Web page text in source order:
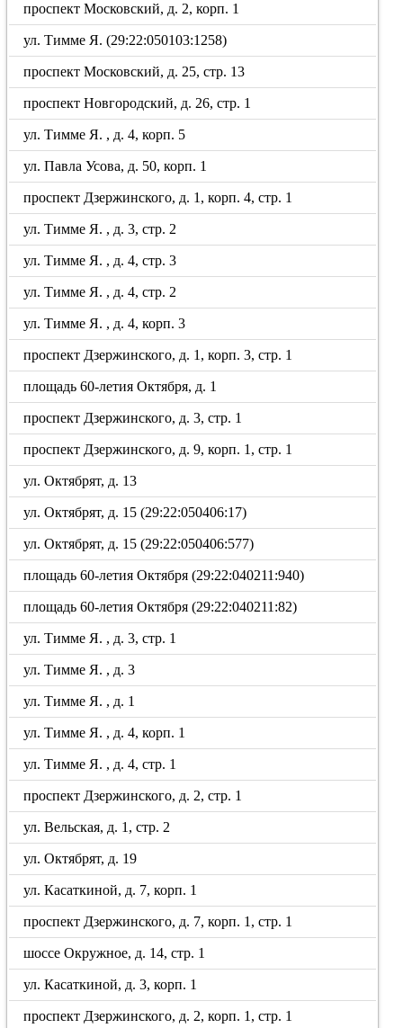
проспект Московский, д. 2, корп. 1
ул. Тимме Я. (29:22:050103:1258)
проспект Московский, д. 25, стр. 13
проспект Новгородский, д. 26, стр. 1
ул. Тимме Я. , д. 4, корп. 5
ул. Павла Усова, д. 50, корп. 1
проспект Дзержинского, д. 1, корп. 4, стр. 1
ул. Тимме Я. , д. 3, стр. 2
ул. Тимме Я. , д. 4, стр. 3
ул. Тимме Я. , д. 4, стр. 2
ул. Тимме Я. , д. 4, корп. 3
проспект Дзержинского, д. 1, корп. 3, стр. 1
площадь 60-летия Октября, д. 1
проспект Дзержинского, д. 3, стр. 1
проспект Дзержинского, д. 9, корп. 1, стр. 1
ул. Октябрят, д. 13
ул. Октябрят, д. 15 (29:22:050406:17)
ул. Октябрят, д. 15 (29:22:050406:577)
площадь 60-летия Октября (29:22:040211:940)
площадь 60-летия Октября (29:22:040211:82)
ул. Тимме Я. , д. 3, стр. 1
ул. Тимме Я. , д. 3
ул. Тимме Я. , д. 1
ул. Тимме Я. , д. 4, корп. 1
ул. Тимме Я. , д. 4, стр. 1
проспект Дзержинского, д. 2, стр. 1
ул. Вельская, д. 1, стр. 2
ул. Октябрят, д. 19
ул. Касаткиной, д. 7, корп. 1
проспект Дзержинского, д. 7, корп. 1, стр. 1
шоссе Окружное, д. 14, стр. 1
ул. Касаткиной, д. 3, корп. 1
проспект Дзержинского, д. 2, корп. 1, стр. 1